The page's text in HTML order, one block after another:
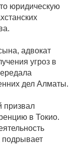
юридическую
адвокат
угроз в
дел Алматы.
призвал
в Токио.
подрывает